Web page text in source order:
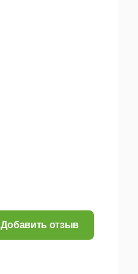
Добавить отзыв